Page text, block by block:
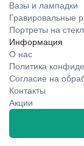
Вазы и лампадки
Гравировальные
Портреты на
Информация
О нас
Политика
Согласие на
Контакты
Акции